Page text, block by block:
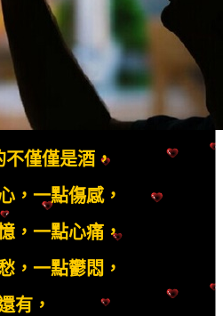
不僅僅是酒，
，一點傷感，
，一點心痛，
，一點鬱悶，
有，